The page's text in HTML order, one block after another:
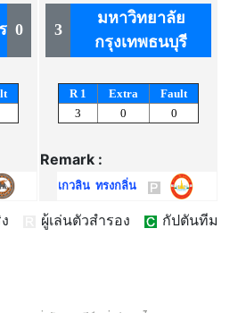
0 3
มหาวิทยาลัย
กรุงเทพธนบุรี
R 1 Extra
Fault
3
0 0
Remark :
เกวลิน ทรงกลิ่น
ง ผู้เล่นตัวสำรอง กัปตันทีม